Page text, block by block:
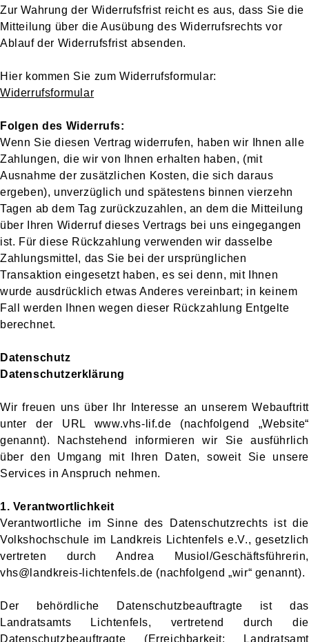
Zur Wahrung der Widerrufsfrist reicht es aus, dass Sie die
Mitteilung über die Ausübung des Widerrufsrechts vor
Ablauf der Widerrufsfrist absenden.
Hier kommen Sie zum Widerrufsformular:
Widerrufsformular
Folgen des Widerrufs:
Wenn Sie diesen Vertrag widerrufen, haben wir Ihnen alle
Zahlungen, die wir von Ihnen erhalten haben, (mit
Ausnahme der zusätzlichen Kosten, die sich daraus
ergeben), unverzüglich und spätestens binnen vierzehn
Tagen ab dem Tag zurückzuzahlen, an dem die Mitteilung
über Ihren Widerruf dieses Vertrags bei uns eingegangen
ist. Für diese Rückzahlung verwenden wir dasselbe
Zahlungsmittel, das Sie bei der ursprünglichen
Transaktion eingesetzt haben, es sei denn, mit Ihnen
wurde ausdrücklich etwas Anderes vereinbart; in keinem
Fall werden Ihnen wegen dieser Rückzahlung Entgelte
berechnet.
Datenschutz
Datenschutzerklärung
Wir freuen uns über Ihr Interesse an unserem Webauftritt
unter der URL www.vhs-lif.de (nachfolgend „Website“
genannt). Nachstehend informieren wir Sie ausführlich
über den Umgang mit Ihren Daten, soweit Sie unsere
Services in Anspruch nehmen.
1. Verantwortlichkeit
Verantwortliche im Sinne des Datenschutzrechts ist die
Volkshochschule im Landkreis Lichtenfels e.V., gesetzlich
vertreten durch Andrea Musiol/Geschäftsführerin,
vhs@landkreis-lichtenfels.de (nachfolgend „wir“ genannt).
Der behördliche Datenschutzbeauftragte ist das
Landratsamts Lichtenfels, vertretend durch die
Datenschutzbeauftragte (Erreichbarkeit: Landratsamt